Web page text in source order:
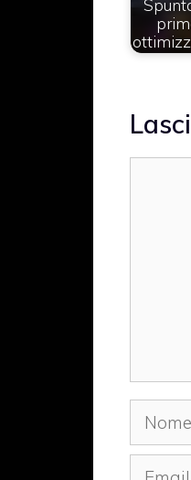
Nome
Email